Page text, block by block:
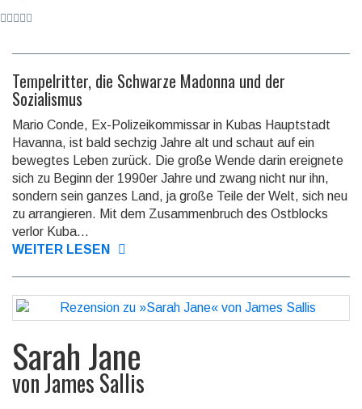
Tempelritter, die Schwarze Madonna und der
Sozialismus
Mario Conde, Ex-Polizeikommissar in Kubas Hauptstadt
Havanna, ist bald sechzig Jahre alt und schaut auf ein
bewegtes Leben zurück. Die große Wende darin ereignete
sich zu Beginn der 1990er Jahre und zwang nicht nur ihn,
sondern sein ganzes Land, ja große Teile der Welt, sich neu
zu arrangieren. Mit dem Zu­sammen­bruch des Ostblocks
verlor Kuba...
WEITER LESEN
Sarah Jane
vonJames Sallis